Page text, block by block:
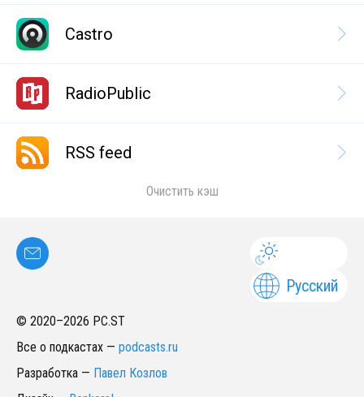
Castro
RadioPublic
RSS feed
Очистить кэш
Русский
© 2020–2026 PC.ST
Все о подкастах — podcasts.ru
Разработка — Павел Козлов